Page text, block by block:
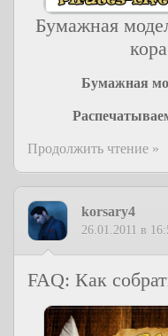
Бумажная
Бумажная
Продолжить чтение »
korsary4
26.01.2011 в
FAQ: Как